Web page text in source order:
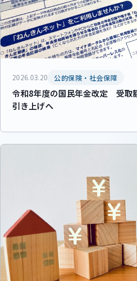
2026.03.20 公的保険・社会保障
令和8年度の国民年金改定 受取
引き上げへ